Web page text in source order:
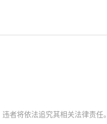
者将依法追究其相关法律责任。